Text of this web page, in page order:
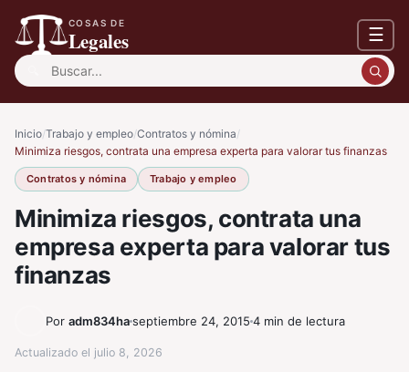
COSAS DE
Legales ☰
Buscar:
Inicio/Trabajo y empleo/Contratos y nómina/
Minimiza riesgos, contrata una empresa experta para valorar tus finanzas
Contratos y nómina Trabajo y empleo
Minimiza riesgos, contrata una
empresa experta para valorar tus
finanzas
Por adm834haseptiembre 24, 2015 4 min de lectura
Actualizado el julio 8, 2026